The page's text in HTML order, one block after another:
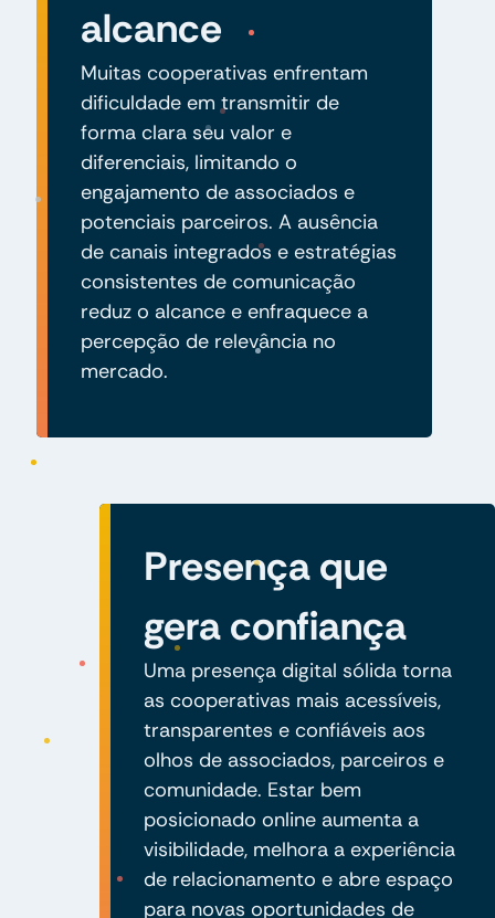
alcance
Muitas cooperativas enfrentam
dificuldade em transmitir de
forma clara seu valor e
diferenciais, limitando o
engajamento de associados e
potenciais parceiros. A ausência
de canais integrados e estratégias
consistentes de comunicação
reduz o alcance e enfraquece a
percepção de relevância no
mercado.
Presença que
gera confiança
Uma presença digital sólida torna
as cooperativas mais acessíveis,
transparentes e confiáveis aos
olhos de associados, parceiros e
comunidade. Estar bem
posicionado online aumenta a
visibilidade, melhora a experiência
de relacionamento e abre espaço
para novas oportunidades de